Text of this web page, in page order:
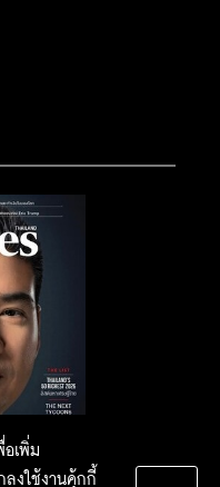
อเพิ่ม
ลงใช้งานคุ้กกี้